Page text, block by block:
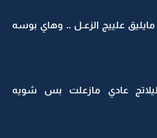
علييج الزعـل .. وهاي بوسه
عادي مازعلت بس شويه